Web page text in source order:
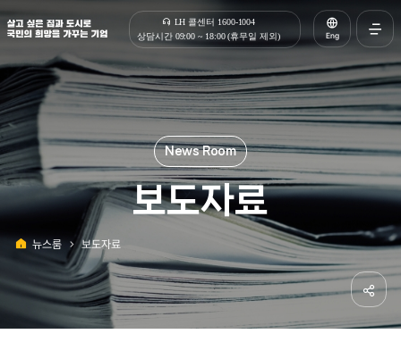
살고 싶은 집과 도시로 국민의 희망을 가꾸는 기업 | 한국토지주택공사
LH 콜센터 1600-1004
상담시간 09:00 ~ 18:00 (휴무일 제외)
Eng
전체
열기
보도자료
뉴스룸 보도자료
공유